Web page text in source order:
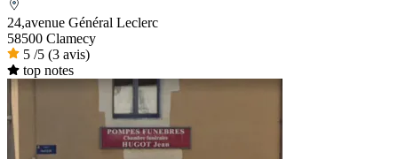
24,avenue Général Leclerc
58500 Clamecy
5 /5 (3 avis)
top notes